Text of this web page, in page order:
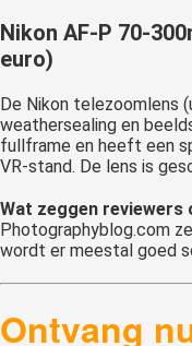
Nikon AF-P 70-
euro)
De Nikon telezoomlens
weathersealing en
fullframe en heeft een
VR-stand. De lens is
Wat zeggen reviewers
Photographyblog.com
wordt er meestal goed
Ontvang